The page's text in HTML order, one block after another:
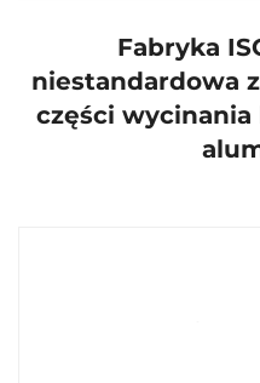
Fabryka
niestandardowa
części